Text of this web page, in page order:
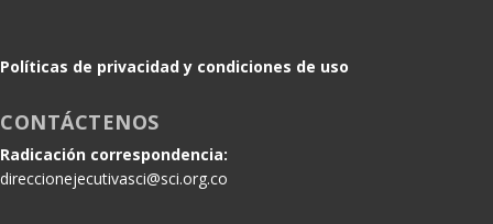
Políticas de privacidad y condiciones de uso
CONTÁCTENOS
Radicación correspondencia:
direccionejecutivasci@sci.org.co